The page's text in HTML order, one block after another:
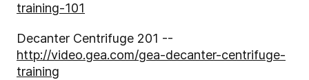
training-101
Decanter Centrifuge 201 --
http://video.gea.com/gea-decanter-centrifuge-
training